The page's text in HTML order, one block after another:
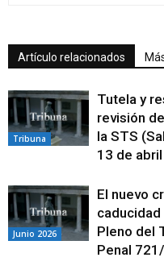
Artículo relacionados
Tribuna
Tutela y
revisión
la STS
13 de
Junio 2026
El nuevo
Pleno del
Penal